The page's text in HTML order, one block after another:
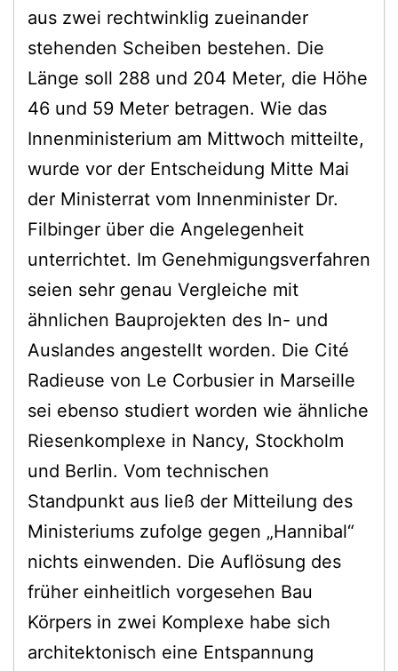
aus zwei rechtwinklig zueinander
stehenden Scheiben bestehen. Die
Länge soll 288 und 204 Meter, die Höhe
46 und 59 Meter betragen. Wie das
Innenministerium am Mittwoch mitteilte,
wurde vor der Entscheidung Mitte Mai
der Ministerrat vom Innenminister Dr.
Filbinger über die Angelegenheit
unterrichtet. Im Genehmigungsverfahren
seien sehr genau Vergleiche mit
ähnlichen Bauprojekten des In- und
Auslandes angestellt worden. Die Cité
Radieuse von Le Corbusier in Marseille
sei ebenso studiert worden wie ähnliche
Riesenkomplexe in Nancy, Stockholm
und Berlin. Vom technischen
Standpunkt aus ließ der Mitteilung des
Ministeriums zufolge gegen „Hannibal“
nichts einwenden. Die Auflösung des
früher einheitlich vorgesehen Bau
Körpers in zwei Komplexe habe sich
architektonisch eine Entspannung